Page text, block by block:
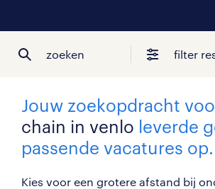
zoeken filter
Jouw zoekopdracht
chain in venlo leverde
passende vacatures op.
Kies voor een grotere afstand bij